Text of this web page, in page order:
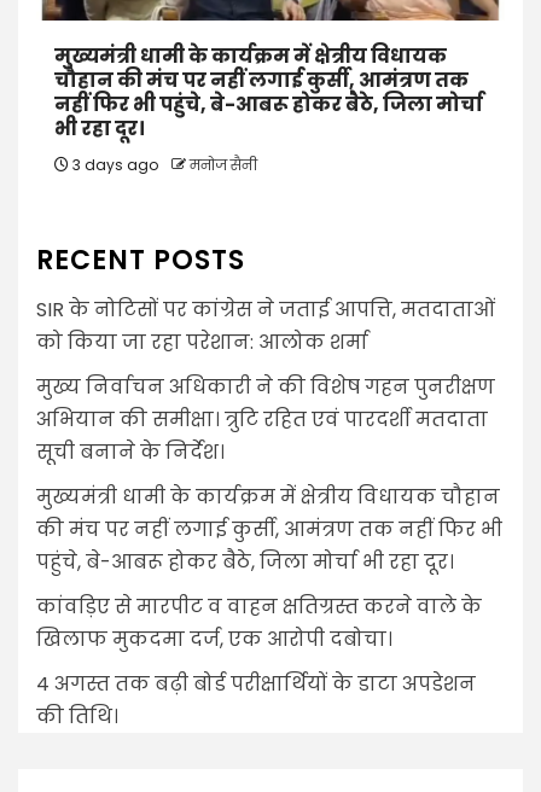
मुख्यमंत्री धामी के कार्यक्रम में क्षेत्रीय विधायक
चौहान की मंच पर नहीं लगाई कुर्सी, आमंत्रण तक
नहीं फिर भी पहुंचे, बे-आबरू होकर बैठे, जिला मोर्चा
भी रहा दूर।
3 days ago मनोज सैनी
RECENT POSTS
SIR के नोटिसों पर कांग्रेस ने जताई आपत्ति, मतदाताओं
को किया जा रहा परेशान: आलोक शर्मा
मुख्य निर्वाचन अधिकारी ने की विशेष गहन पुनरीक्षण
अभियान की समीक्षा। त्रुटि रहित एवं पारदर्शी मतदाता
सूची बनाने के निर्देश।
मुख्यमंत्री धामी के कार्यक्रम में क्षेत्रीय विधायक चौहान
की मंच पर नहीं लगाई कुर्सी, आमंत्रण तक नहीं फिर भी
पहुंचे, बे-आबरू होकर बैठे, जिला मोर्चा भी रहा दूर।
कांवड़िए से मारपीट व वाहन क्षतिग्रस्त करने वाले के
खिलाफ मुकदमा दर्ज, एक आरोपी दबोचा।
4 अगस्त तक बढ़ी बोर्ड परीक्षार्थियों के डाटा अपडेशन
की तिथि।